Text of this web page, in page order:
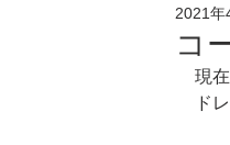
コ
2021年
現
ド